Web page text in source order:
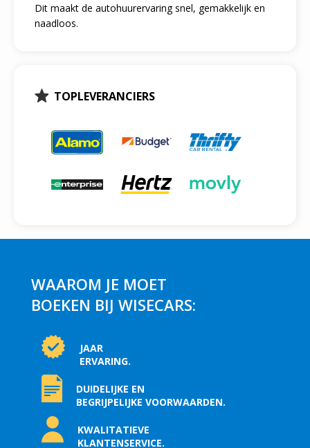
Dit maakt de autohuurervaring snel, gemakkelijk en
naadloos.
TOPLEVERANCIERS
WAAROM JE MOET
BOEKEN BIJ WISECARS:
JAAR
ERVARING.
DUIDELIJKE EN
BEGRIJPELIJKE VOORWAARDEN.
KWALITATIEVE
KLANTENSERVICE.